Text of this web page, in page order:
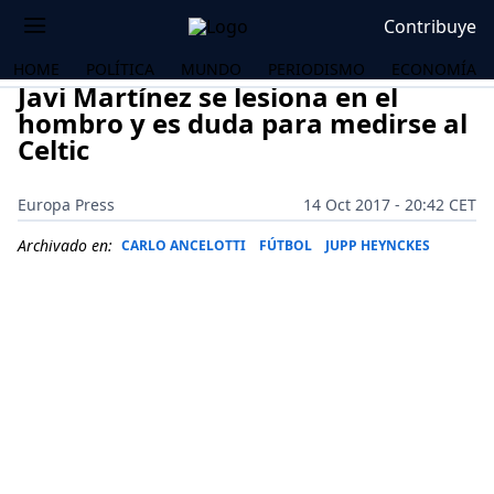
Contribuye
HOME POLÍTICA MUNDO PERIODISMO ECONOMÍA
Javi Martínez se lesiona en el
hombro y es duda para medirse al
Celtic
Europa Press
14 Oct 2017 - 20:42 CET
Archivado en: CARLO ANCELOTTI FÚTBOL JUPP HEYNCKES